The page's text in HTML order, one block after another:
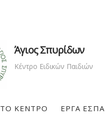
Άγιος Σπυρίδων
Κέντρο Ειδικών Παιδιών
ΤΟ ΚΕΝΤΡΟ ΕΡΓΑ ΕΣΠΑ